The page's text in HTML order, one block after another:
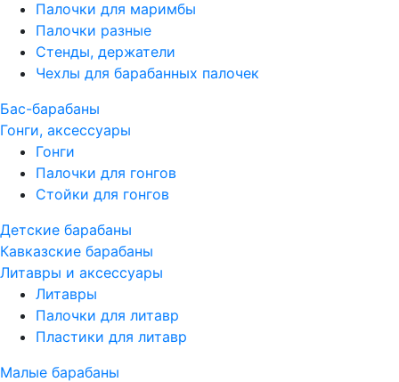
Палочки для маримбы
Палочки разные
Стенды, держатели
Чехлы для барабанных палочек
Бас-барабаны
Гонги, аксессуары
Гонги
Палочки для гонгов
Стойки для гонгов
Детские барабаны
Кавказские барабаны
Литавры и аксессуары
Литавры
Палочки для литавр
Пластики для литавр
Малые барабаны